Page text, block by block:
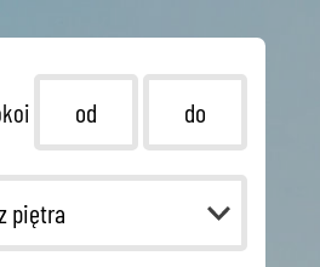
piętra